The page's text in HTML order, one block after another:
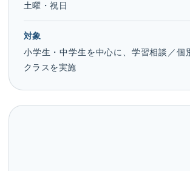
土曜・祝日
対象
小学生・中学生を中心に、学習相談／個
クラスを実施